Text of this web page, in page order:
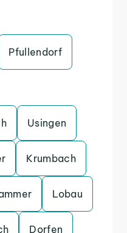
Pfullendorf
Usingen
Krumbach
Lobau
Dorfen